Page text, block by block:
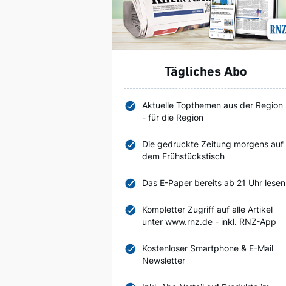
Tägliches Abo
Aktuelle Topthemen aus der Region
- für die Region
Die gedruckte Zeitung morgens auf
dem Frühstückstisch
Das E-Paper bereits ab 21 Uhr lesen
Kompletter Zugriff auf alle Artikel
unter www.rnz.de - inkl. RNZ-App
Kostenloser Smartphone & E-Mail
Newsletter